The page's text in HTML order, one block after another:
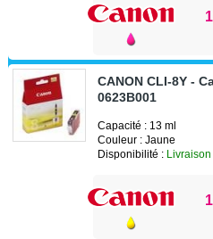
CANON CLI-8Y -
0623B001
Capacité : 13 ml
Couleur : Jaune
Disponibilité :